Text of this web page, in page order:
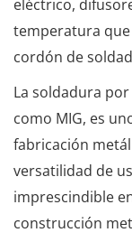
eléctrico,
temperatura
cordón de
La soldadura
como MIG, es
fabricación
versatilidad de
imprescindible
construcción